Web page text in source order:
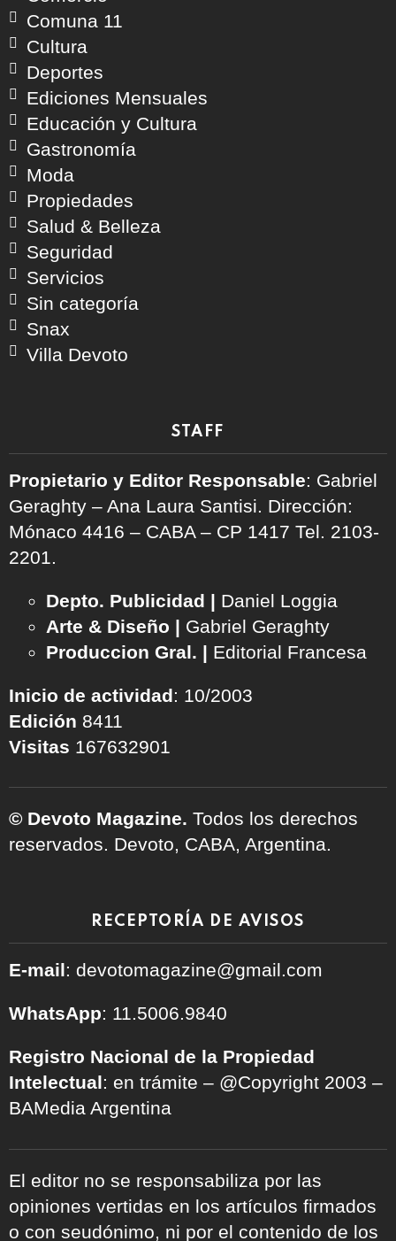
Comuna 11
Cultura
Deportes
Ediciones Mensuales
Educación y Cultura
Gastronomía
Moda
Propiedades
Salud & Belleza
Seguridad
Servicios
Sin categoría
Snax
Villa Devoto
STAFF
Propietario y Editor Responsable: Gabriel
Geraghty – Ana Laura Santisi. Dirección:
Mónaco 4416 – CABA – CP 1417 Tel. 2103-
2201.
Depto. Publicidad | Daniel Loggia
Arte & Diseño | Gabriel Geraghty
Produccion Gral. | Editorial Francesa
Inicio de actividad: 10/2003
Edición 8411
Visitas 167632901
© Devoto Magazine. Todos los derechos
reservados. Devoto, CABA, Argentina.
RECEPTORÍA DE AVISOS
E-mail: devotomagazine@gmail.com
WhatsApp: 11.5006.9840
Registro Nacional de la Propiedad
Intelectual: en trámite – @Copyright 2003 –
BAMedia Argentina
El editor no se responsabiliza por las
opiniones vertidas en los artículos firmados
o con seudónimo, ni por el contenido de los